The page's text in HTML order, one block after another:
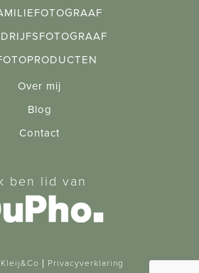
Over mij
Blog
Contact
ben lid van
| Privacyverklaring